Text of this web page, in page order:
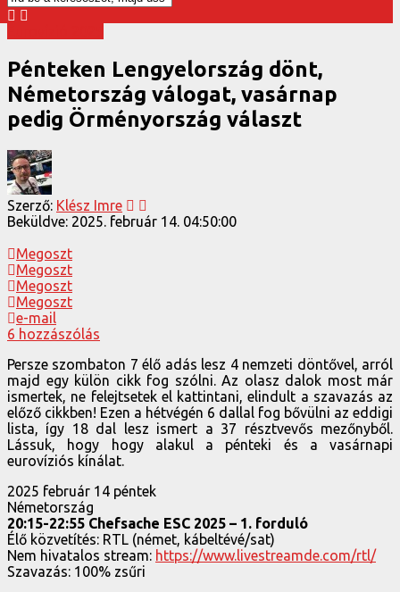
Pénteken Lengyelország dönt,
Németország válogat, vasárnap
pedig Örményország választ
Szerző: Klész Imre
Beküldve: 2025. február 14. 04:50:00
Megoszt
Megoszt
Megoszt
Megoszt
e-mail
6 hozzászólás
Persze szombaton 7 élő adás lesz 4 nemzeti döntővel, arról
majd egy külön cikk fog szólni. Az olasz dalok most már
ismertek, ne felejtsetek el kattintani, elindult a szavazás az
előző cikkben! Ezen a hétvégén 6 dallal fog bővülni az eddigi
lista, így 18 dal lesz ismert a 37 résztvevős mezőnyből.
Lássuk, hogy hogy alakul a pénteki és a vasárnapi
eurovíziós kínálat.
2025 február 14 péntek
Németország
20:15-22:55 Chefsache ESC 2025 – 1. forduló
Élő közvetítés: RTL (német, kábeltévé/sat)
Nem hivatalos stream: https://www.livestreamde.com/rtl/
Szavazás: 100% zsűri